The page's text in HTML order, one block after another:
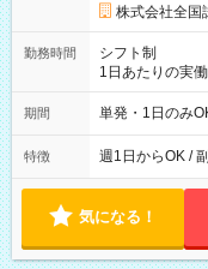
円の場合あり
円（役割手当＋
間】試用期間なし
株式会社全国
勤務時間
シフト制
1日あたりの実
間は 試験によ
期間 単発・1日のみ
特徴 週1日からOK /
気になる！